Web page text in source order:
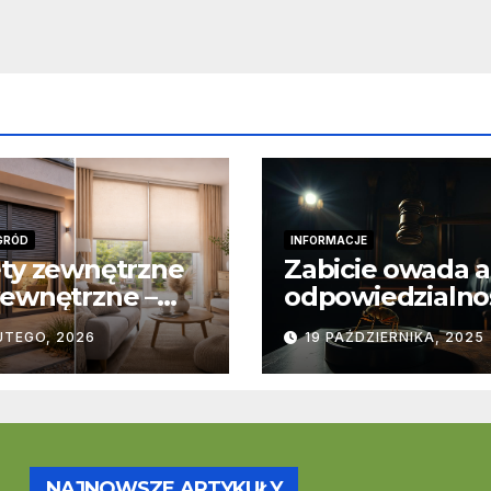
zewnętrzne
–
i
2026
INFORMACJE
Zabicie owada a
karna – jak
to w praktyce?
19 PAŹDZIERNIKA, 2025